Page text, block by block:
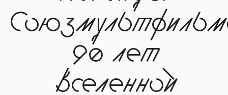
90 лет
вселенной